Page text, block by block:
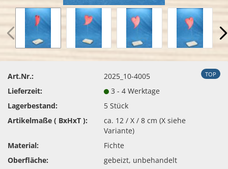
TOP
Art.Nr.:
2025_10-4005
Lieferzeit:
3 - 4 Werktage
Lagerbestand:
5Stück
Artikelmaße ( BxHxT ):
ca. 12 / X / 8 cm (X siehe
Variante)
Material:
Fichte
Oberfläche:
gebeizt, unbehandelt